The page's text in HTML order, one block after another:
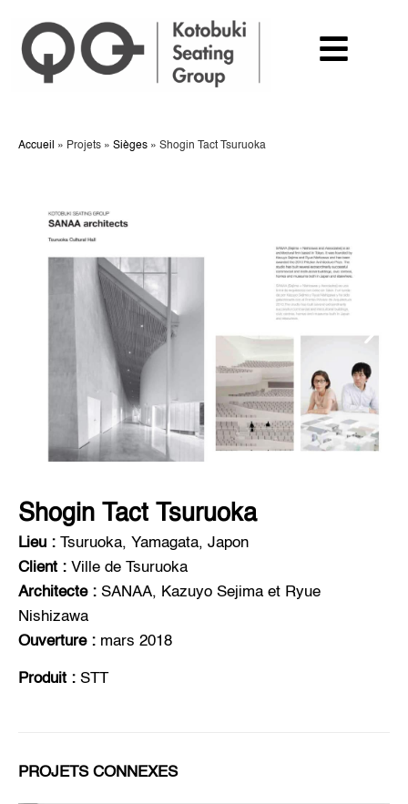
Accueil » Projets » Sièges » Shogin Tact Tsuruoka
Shogin Tact Tsuruoka
Lieu : Tsuruoka, Yamagata, Japon
Client : Ville de Tsuruoka
Architecte : SANAA, Kazuyo Sejima et Ryue
Nishizawa
Ouverture : mars 2018
Produit : STT
PROJETS CONNEXES